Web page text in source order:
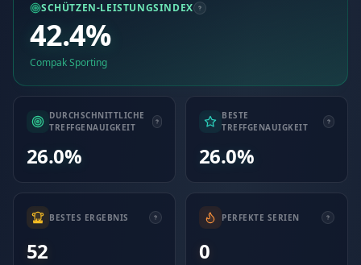
SCHÜTZEN-LEISTUNGSINDEX
42.4%
Compak Sporting
DURCHSCHNITTLICHE
TREFFGENAUIGKEIT
26.0%
BESTE
TREFFGENAUIGKEIT
26.0%
BESTES ERGEBNIS
52
PERFEKTE SERIEN
0